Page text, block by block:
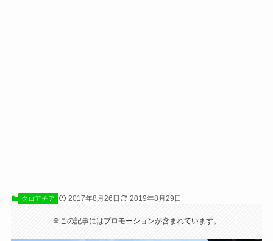
クロアチア 2017年8月26日 2019年8月29日
※この記事にはプロモーションが含まれています。